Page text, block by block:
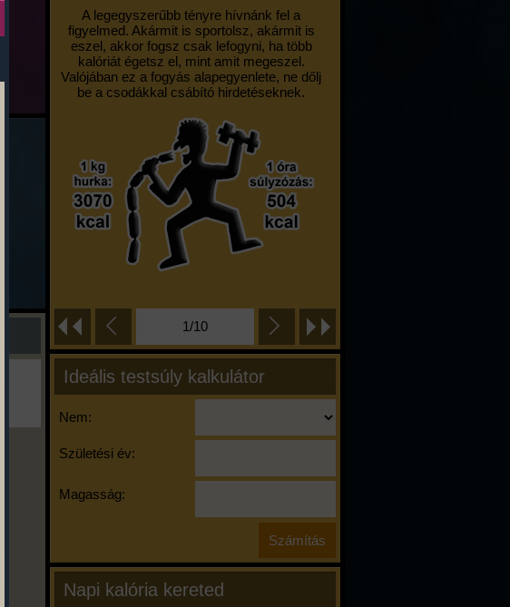
A legegyszerűbb tényre hívnánk fel a
figyelmed. Akármit is sportolsz, akármit is
eszel, akkor fogsz csak lefogyni, ha több
kalóriát égetsz el, mint amit megeszel.
Valójában ez a fogyás alapegyenlete, ne dőlj
be a csodákkal csábító hirdetéseknek.
1/10
Ideális testsúly kalkulátor
Nem:
Születési év:
Magasság:
Napi kalória kereted